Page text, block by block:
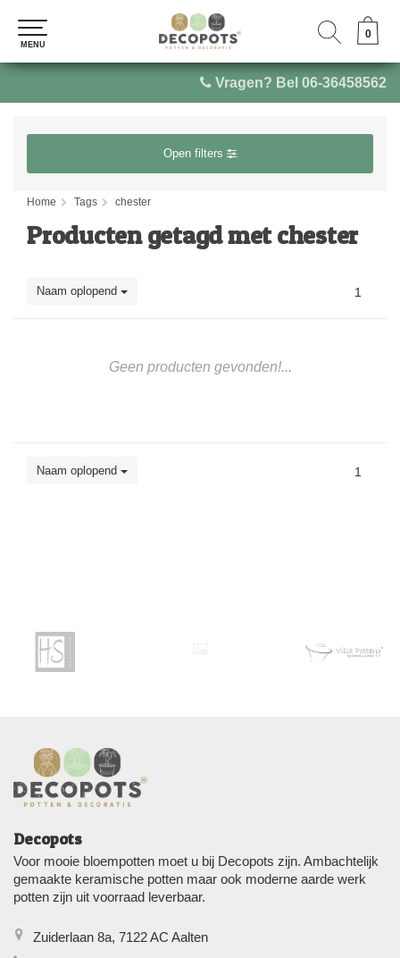
Vragen? Bel 06-36458562
0
MENU
0
MENU
Open filters
Home Tags chester
Producten getagd met chester
Naam oplopend 1
Geen producten gevonden!...
Naam oplopend 1
Decopots
Voor mooie bloempotten moet u bij Decopots zijn. Ambachtelijk
gemaakte keramische potten maar ook moderne aarde werk
potten zijn uit voorraad leverbaar.
Zuiderlaan 8a, 7122 AC Aalten